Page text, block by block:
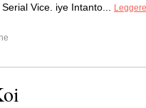
Vice. iye Intanto...
Leggere